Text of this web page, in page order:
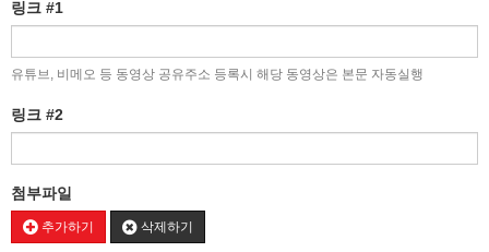
링크 #1
유튜브, 비메오 등 동영상 공유주소 등록시 해당 동영상은 본문 자동실행
링크 #2
첨부파일
추가하기 삭제하기